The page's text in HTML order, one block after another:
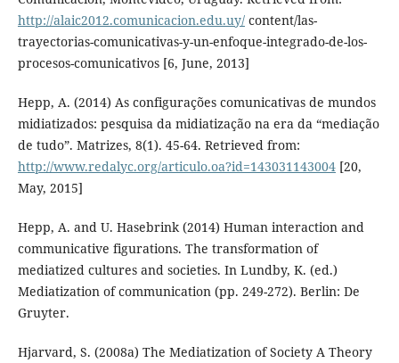
http://alaic2012.comunicacion.edu.uy/content/las-
trayectorias-comunicativas-y-un-enfoque-integrado-de-los-
procesos-comunicativos [6, June, 2013]
Hepp, A. (2014) As configurações comunicativas de mundos
midiatizados: pesquisa da midiatização na era da “mediação
de tudo”. Matrizes, 8(1). 45-64. Retrieved from:
http://www.redalyc.org/articulo.oa?id=143031143004[20,
May, 2015]
Hepp, A. and U. Hasebrink (2014) Human interaction and
communicative figurations. The transformation of
mediatized cultures and societies. In Lundby, K. (ed.)
Mediatization of communication (pp. 249-272). Berlin: De
Gruyter.
Hjarvard, S. (2008a) The Mediatization of Society A Theory